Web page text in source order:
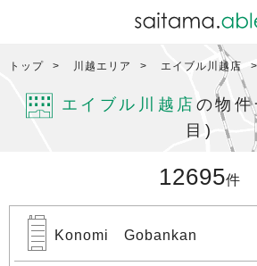
トップ 川越エリア エイブル川越店
エイブル川越店 の物
目)
12695件
Konomi Gobankan